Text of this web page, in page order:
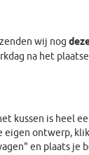
wij nog
na het
kussen is heel
ontwerp,
en plaats je